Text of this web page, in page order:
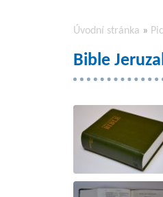
Úvodní stránka »
Bible